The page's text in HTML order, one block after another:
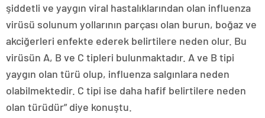
şiddetli ve yaygın viral hastalıklarından olan influenza
virüsü solunum yollarının parçası olan burun, boğaz ve
akciğerleri enfekte ederek belirtilere neden olur. Bu
virüsün A, B ve C tipleri bulunmaktadır. A ve B tipi
yaygın olan türü olup, influenza salgınlara neden
olabilmektedir. C tipi ise daha hafif belirtilere neden
olan türüdür” diye konuştu.